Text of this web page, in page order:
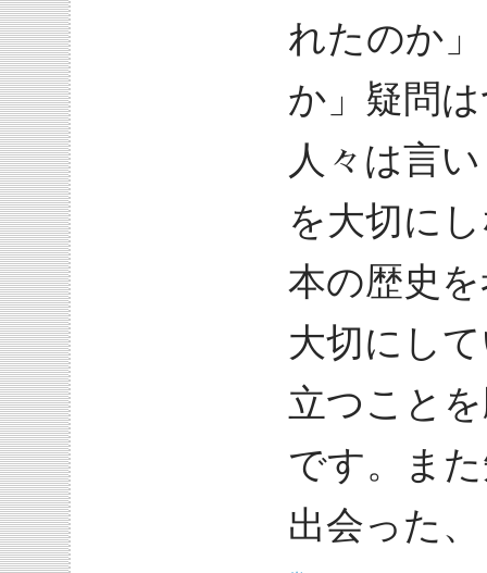
れたのか
か」疑問
人々は言
を大切に
本の歴史
大切にし
立つこと
です。ま
出会った